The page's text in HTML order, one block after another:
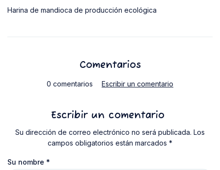
Harina de mandioca de producción ecológica
Comentarios
0 comentarios Escribir un comentario
Escribir un comentario
Su dirección de correo electrónico no será publicada. Los
campos obligatorios están marcados *
Su nombre *